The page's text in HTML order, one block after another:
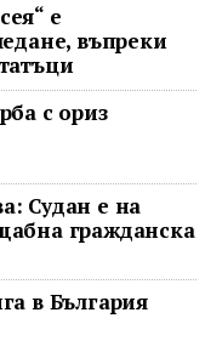
е
въпреки
с ориз
Судан е на
гражданска
в България